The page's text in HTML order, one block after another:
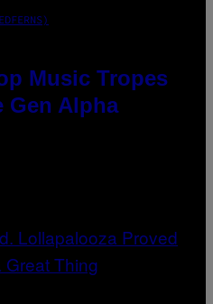
Music Tropes
Gen Alpha